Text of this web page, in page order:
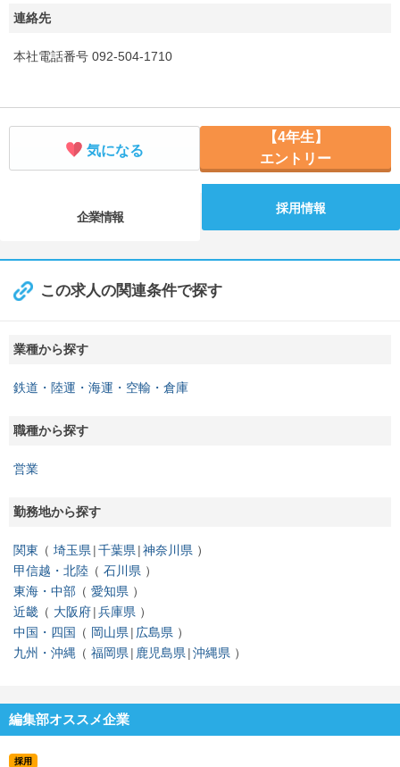
連絡先
本社電話番号 092-504-1710
気になる
【4年生】
エントリー
企業情報
採用情報
この求人の関連条件で探す
業種から探す
鉄道・陸運・海運・空輸・倉庫
職種から探す
営業
勤務地から探す
関東 埼玉県 千葉県 神奈川県
甲信越・北陸
石川県
東海・中部
愛知県
近畿
大阪府 兵庫県
中国・四国
岡山県 広島県
九州・沖縄
福岡県 鹿児島県 沖縄県
編集部オススメ企業
採用